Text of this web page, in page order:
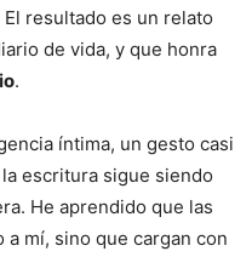
resultado es un relato
de vida, y que honra
.
íntima, un gesto casi
escritura sigue siendo
He aprendido que las
mí, sino que cargan con